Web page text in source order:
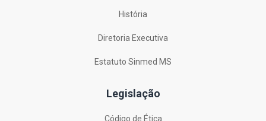
História
Diretoria Executiva
Estatuto Sinmed MS
Legislação
Código de Ética